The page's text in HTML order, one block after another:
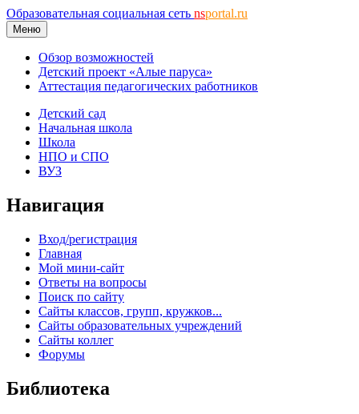
Образовательная социальная сеть nsportal.ru
Меню
Обзор возможностей
Детский проект «Алые паруса»
Аттестация педагогических работников
Детский сад
Начальная школа
Школа
НПО и СПО
ВУЗ
Навигация
Вход/регистрация
Главная
Мой мини-сайт
Ответы на вопросы
Поиск по сайту
Сайты классов, групп, кружков...
Сайты образовательных учреждений
Сайты коллег
Форумы
Библиотека